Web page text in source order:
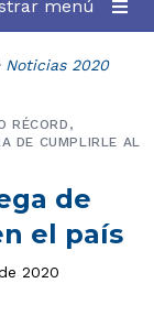
menú
Noticias 2020
de
el país
RÉCORD,
DE CUMPLIRLE AL
2020